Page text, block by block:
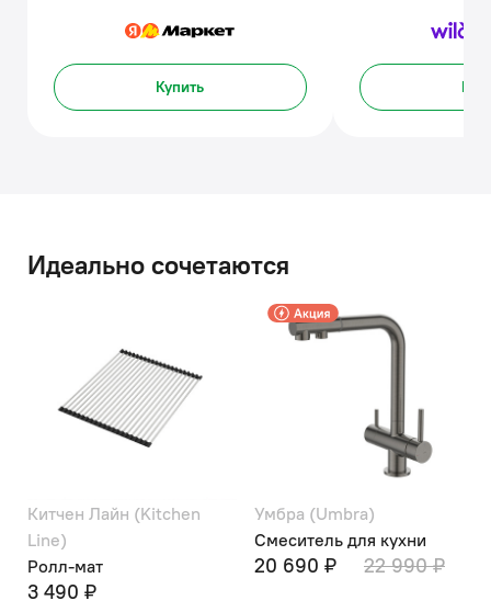
Купить
Идеально сочетаются
Китчен Лайн (Kitchen
Line)
Ролл-мат
3 490 ₽
Умбра (Umbra)
Смеситель для кухни
20 690 ₽ 22 990 ₽